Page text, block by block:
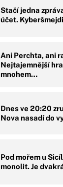
Stačí jedna
účet.
Ani Perchta, ani
Nejtajemnější
mnohem…
Dnes ve 20:20
Nova nasadí do
Pod mořem u
monolit. Je